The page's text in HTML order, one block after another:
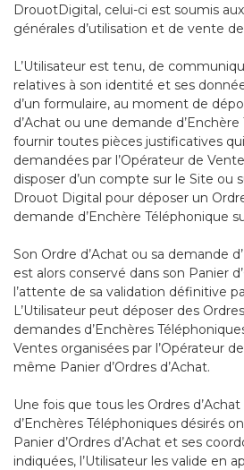
DrouotDigital, celui-ci est soumis
générales d’utilisation et de vente
L’Utilisateur est tenu, de
relatives à son identité et ses
d’un formulaire, au moment de
d’Achat ou une demande
fournir toutes pièces justificatives
demandées par l’Opérateur de
disposer d’un compte sur le Site ou
Drouot Digital pour déposer un
demande d’Enchère Téléphonique
Son Ordre d’Achat ou sa demande
est alors conservé dans son Panier
l’attente de sa validation définitive
L’Utilisateur peut déposer des
demandes d’Enchères
Ventes organisées par l’Opérateur
même Panier d’Ordres d’Achat.
Une fois que tous les Ordres
d’Enchères Téléphoniques désirés
Panier d’Ordres d’Achat et ses
indiquées, l’Utilisateur les valide en